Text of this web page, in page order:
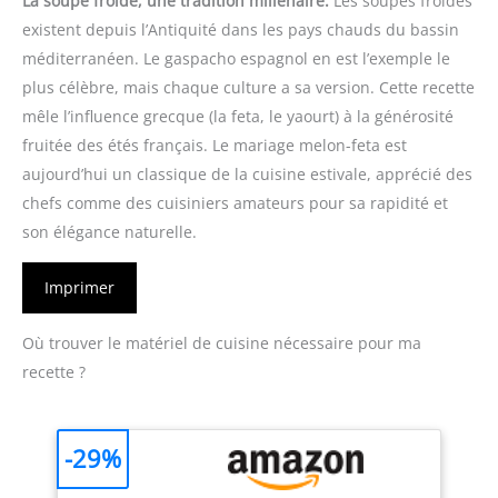
existent depuis l’Antiquité dans les pays chauds du bassin
méditerranéen. Le gaspacho espagnol en est l’exemple le
plus célèbre, mais chaque culture a sa version. Cette recette
mêle l’influence grecque (la feta, le yaourt) à la générosité
fruitée des étés français. Le mariage melon-feta est
aujourd’hui un classique de la cuisine estivale, apprécié des
chefs comme des cuisiniers amateurs pour sa rapidité et
son élégance naturelle.
Imprimer
Où trouver le matériel de cuisine nécessaire pour ma
recette ?
-29%